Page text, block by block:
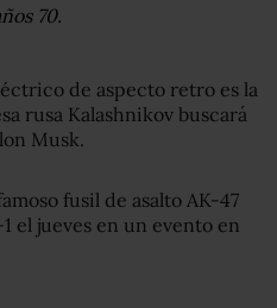
70.
de aspecto retro es la
rusa Kalashnikov buscará
Musk.
fusil de asalto AK-47
el jueves en un evento en